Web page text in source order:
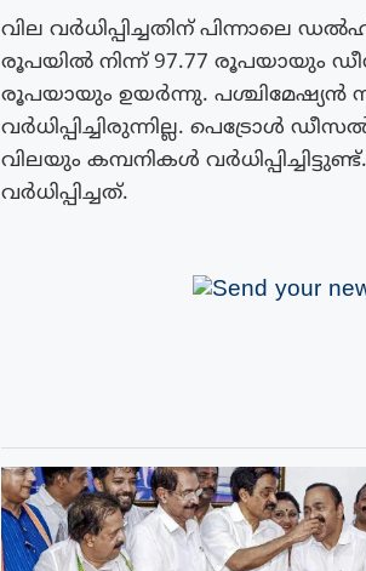
വില വർധിപ്പിച്ചതിന് പിന്നാലെ
രൂപയിൽ നിന്ന് 97.77 രൂപയായും
രൂപയായും ഉയർന്നു. പശ്ചിമേഷ്യൻ
വർധിപ്പിച്ചിരുന്നില്ല. പെട്രോൾ
വിലയും കമ്പനികൾ
വർധിപ്പിച്ചത്.